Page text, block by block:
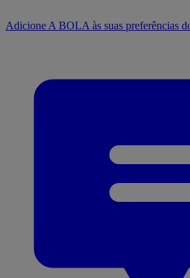
Adicione A BOLA às suas preferências